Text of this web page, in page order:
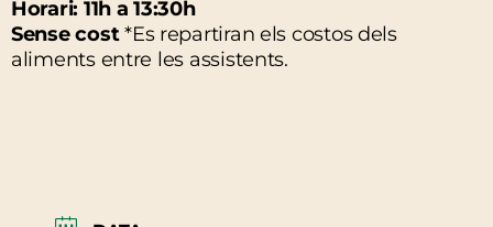
Horari: 11h a 13:30h
Sense cost*Es repartiran els costos dels
aliments entre les assistents.